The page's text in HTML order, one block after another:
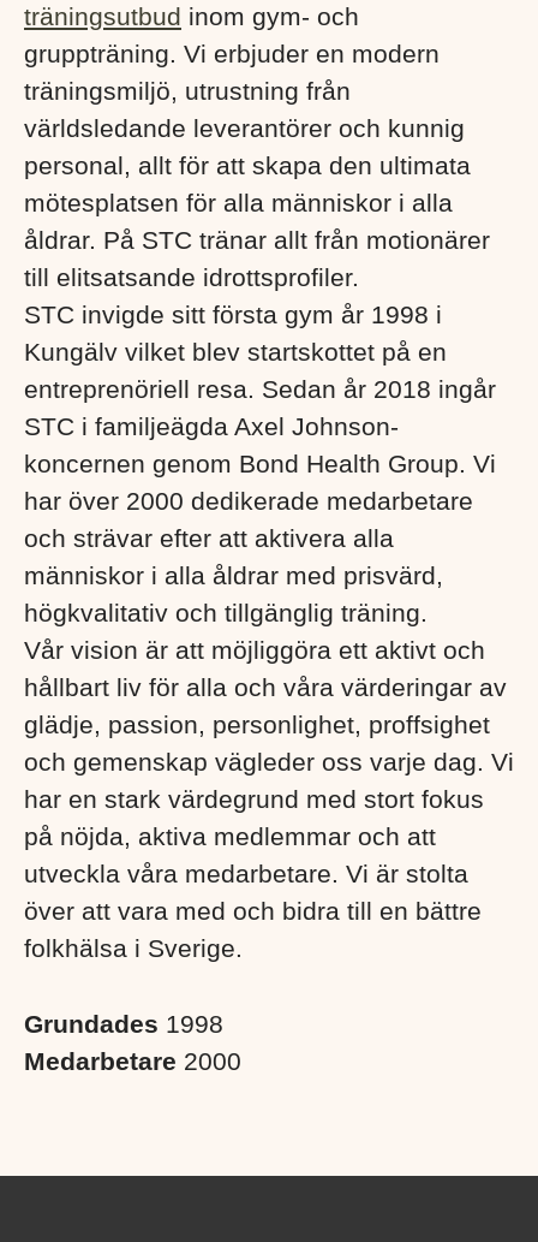
träningsutbud inom gym- och
gruppträning. Vi erbjuder en modern
träningsmiljö, utrustning från
världsledande leverantörer och kunnig
personal, allt för att skapa den ultimata
mötesplatsen för alla människor i alla
åldrar. På STC tränar allt från motionärer
till elitsatsande idrottsprofiler.
STC invigde sitt första gym år 1998 i
Kungälv vilket blev startskottet på en
entreprenöriell resa. Sedan år 2018 ingår
STC i familjeägda Axel Johnson-
koncernen genom Bond Health Group. Vi
har över 2000 dedikerade medarbetare
och strävar efter att aktivera alla
människor i alla åldrar med prisvärd,
högkvalitativ och tillgänglig träning.
Vår vision är att möjliggöra ett aktivt och
hållbart liv för alla och våra värderingar av
glädje, passion, personlighet, proffsighet
och gemenskap vägleder oss varje dag. Vi
har en stark värdegrund med stort fokus
på nöjda, aktiva medlemmar och att
utveckla våra medarbetare. Vi är stolta
över att vara med och bidra till en bättre
folkhälsa i Sverige. ​
Grundades 1998
Medarbetare 2000